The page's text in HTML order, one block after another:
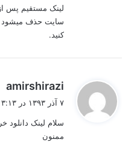
لینک مستقیم پس
سایت حذف میشود و
کنید.
amirshirazi
:
۷ آذر ۱۳۹۳ در ۳:۱۳ ب٫ظ
سلام لینک دانلود
ممنون